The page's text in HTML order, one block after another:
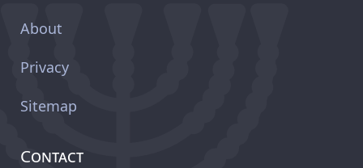
About
Privacy
Sitemap
Contact